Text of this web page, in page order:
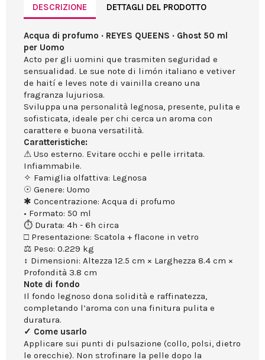
DESCRIZIONE DETTAGLI DEL PRODOTTO
Acqua di profumo · REYES QUEENS · Ghost 50 ml
per Uomo
Acto per gli uomini que trasmiten seguridad e
sensualidad. Le sue note di limón italiano e vetiver
de haití e leves note di vainilla creano una
fragranza lujuriosa.
Sviluppa una personalità legnosa, presente, pulita e
sofisticata, ideale per chi cerca un aroma con
carattere e buona versatilità.
Caratteristiche:
⚠ Uso esterno. Evitare occhi e pelle irritata.
Infiammabile.
✧ Famiglia olfattiva: Legnosa
☉ Genere: Uomo
✱ Concentrazione: Acqua di profumo
• Formato: 50 ml
⏱ Durata: 4h - 6h circa
□ Presentazione: Scatola + flacone in vetro
⚖ Peso: 0.229 kg
↕ Dimensioni: Altezza 12.5 cm × Larghezza 8.4 cm ×
Profondità 3.8 cm
Note di fondo
Il fondo legnoso dona solidità e raffinatezza,
completando l’aroma con una finitura pulita e
duratura.
✓ Come usarlo
Applicare sui punti di pulsazione (collo, polsi, dietro
le orecchie). Non strofinare la pelle dopo la